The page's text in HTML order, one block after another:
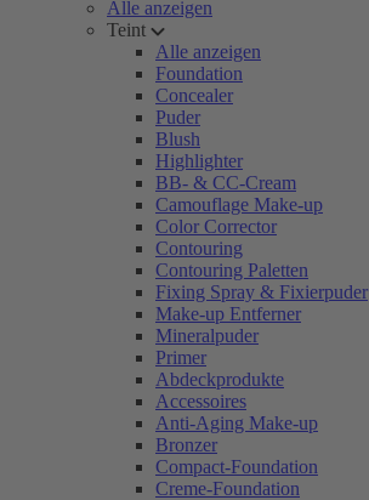
Alle anzeigen
Teint
Alle anzeigen
Foundation
Concealer
Puder
Blush
Highlighter
BB- & CC-Cream
Camouflage Make-up
Color Corrector
Contouring
Contouring Paletten
Fixing Spray & Fixierpuder
Make-up Entferner
Mineralpuder
Primer
Abdeckprodukte
Accessoires
Anti-Aging Make-up
Bronzer
Compact-Foundation
Creme-Foundation